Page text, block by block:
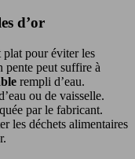
d’or
plat pour éviter les
pente peut suffire à
rempli d’eau.
ou de vaisselle.
par le fabricant.
les déchets alimentaires